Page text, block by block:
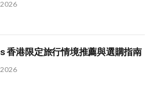
香港限定旅行情境推薦與選購指南